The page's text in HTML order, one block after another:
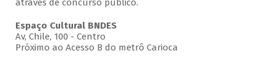
através de concurso público.
Espaço Cultural BNDES
Av, Chile, 100 - Centro
Próximo ao Acesso B do metrô Carioca